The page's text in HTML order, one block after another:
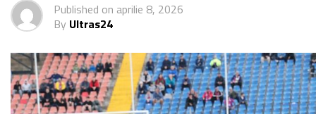
Published on aprilie 8, 2026
By Ultras24